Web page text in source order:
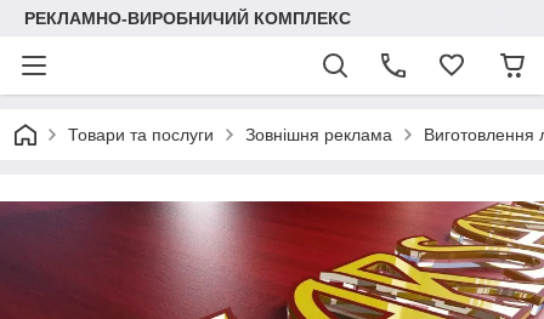
РЕКЛАМНО-ВИРОБНИЧИЙ КОМПЛЕКС
Товари та послуги Зовнішня реклама Виготовлення